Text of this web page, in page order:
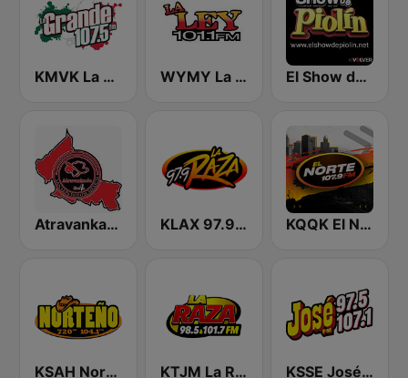
KMVK La Grande 107.5 FM WYMY La Ley 101.1 FM El Show de Piolín
Atravankado Radio KLAX 97.9 La Raza FM KQQK El Norte 107.9 / 101.7 FM
KSAH Norteño 720 y 104.1 KTJM La Raza 98.5 / 103.3 FM KJOJ KSSE José 97.5 y 107.1